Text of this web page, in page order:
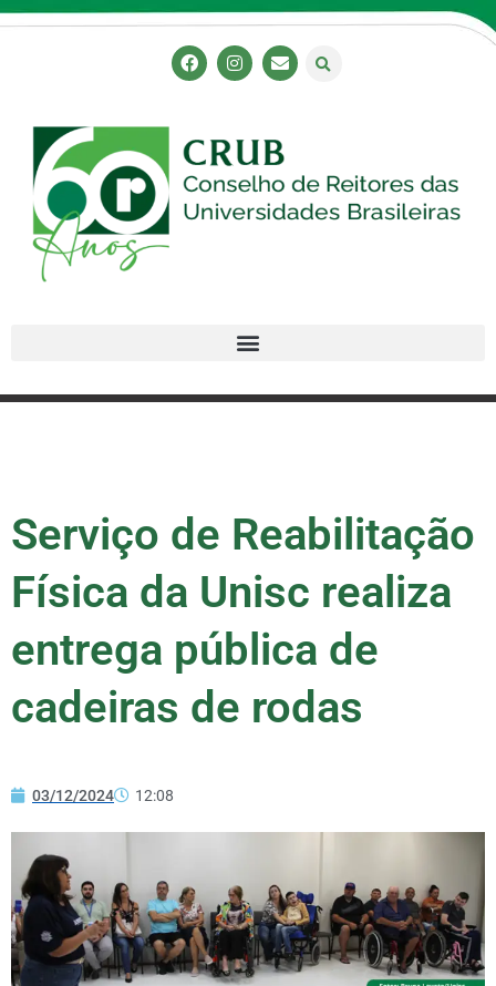
Serviço de Reabilitação
Física da Unisc realiza
entrega pública de
cadeiras de rodas
03/12/2024 12:08